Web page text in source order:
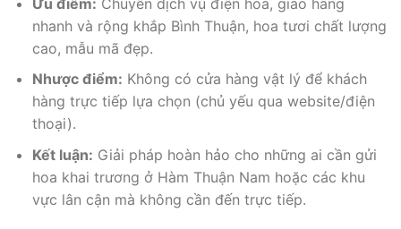
nhanh và rộng khắp Bình Thuận, hoa tươi chất lượng
cao, mẫu mã đẹp.
Nhược điểm: Không có cửa hàng vật lý để khách
hàng trực tiếp lựa chọn (chủ yếu qua website/điện
thoại).
Kết luận: Giải pháp hoàn hảo cho những ai cần gửi
hoa khai trương ở Hàm Thuận Nam hoặc các khu
vực lân cận mà không cần đến trực tiếp.